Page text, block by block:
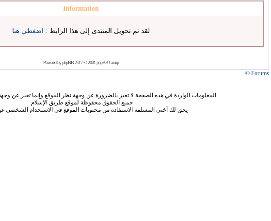
Information
لقد تم تحويل المنتدى إلى هذا الرابط : اضغطي هنا
Powered byphpBB2.0.7 © 2001 phpBB Group
Forums ©
المعلومات الواردة في هذه الصفحة لا تعبر بالضرورة عن وجهة نظر الموقع وإنما تعبر عن وجهة
جميع الحقوق محفوظة لموقع طريق الإسلام
يحق لك أختي المسلمة الاستفادة من محتويات الموقع في الاستخدام الشخصي